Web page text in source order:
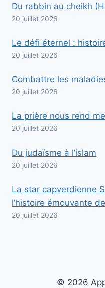
Du rabbin au cheikh
20 juillet 2026
Le défi éternel :
20 juillet 2026
Combattre les
20 juillet 2026
La prière nous rend
20 juillet 2026
Du judaïsme à l’islam
20 juillet 2026
La star capverdienne
l’histoire émouvante
20 juillet 2026
© 2026